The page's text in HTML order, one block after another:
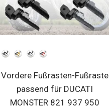
Farben
Vordere Fußrasten-Fußraste
passend für DUCATI
MONSTER 821 937 950